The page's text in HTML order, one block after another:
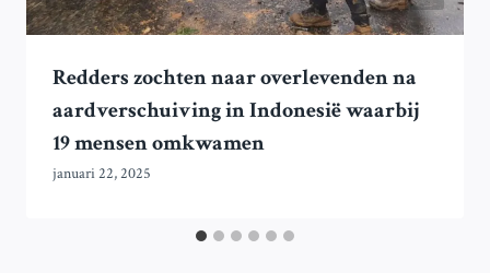
Redders zochten naar overlevenden na
aardverschuiving in Indonesië waarbij
19 mensen omkwamen
januari 22, 2025